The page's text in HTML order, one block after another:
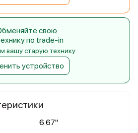
6.67"
свою
по trade-in
вашу старую технику
устройство